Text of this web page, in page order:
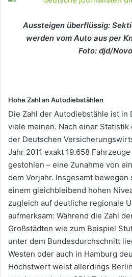
Aussteigen überflüssig:
werden vom Auto aus per
Foto: djd/
Hohe Zahl an Autodiebstählen
Die Zahl der Autodiebstähle ist in
viele meinen. Nach einer Statistik
der Deutschen
Jahr 2011 exakt 19.658
gestohlen – eine Zunahme von
dem Vorjahr. Insgesamt
einem gleichbleibend hohen
zugleich auf deutliche regionale
aufmerksam: Während die Zahl
Großstädten wie zum Beispiel
unter dem Bundesdurchschnitt
Westen oder auch in Hamburg
Höchstwert weist allerdings